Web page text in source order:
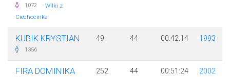
1072 · Wilki z
Ciechocinka
KUBIK KRYSTIAN
1356
49 44 00:42:14 1993
FIRA DOMINIKA 252 44 00:51:24 2002